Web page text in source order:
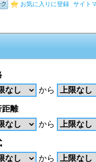
お気に入りに登録 サイト
から
距離
から
から